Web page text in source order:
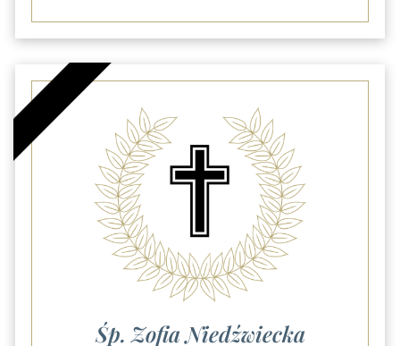
Śp. Zofia Niedźwiecka